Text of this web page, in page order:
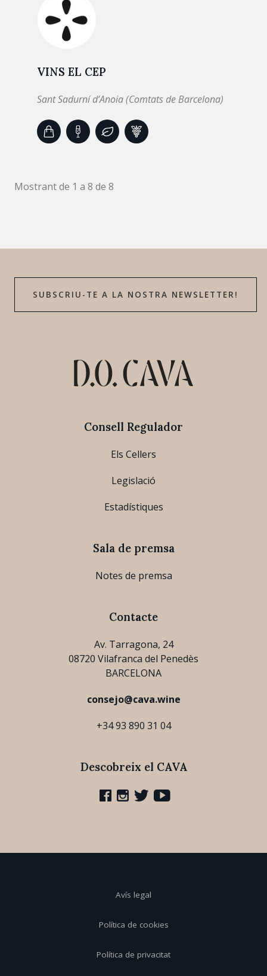
VINS EL CEP
Sant Sadurní d’Anoia (Comtats de Barcelona)
Mostrant de 1 a 8 de 8
SUBSCRIU-TE A LA NOSTRA NEWSLETTER!
Consell Regulador
Els Cellers
Legislació
Estadístiques
Sala de premsa
Notes de premsa
Contacte
Av. Tarragona, 24
08720 Vilafranca del Penedès
BARCELONA
consejo@cava.wine
+34 93 890 31 04
Descobreix el CAVA
Avís legal
Política de cookies
Política de privacitat